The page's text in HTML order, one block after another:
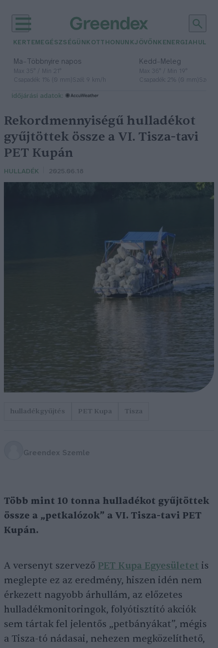
KERTEM EGÉSZSÉGÜNK OTTHONUNKJÖVŐNK ENERGIA
Ma– Többnyire napos
Max 35° / Min 21°
Csapadék: 1% (0 mm)Szél: 9 km/h
Kedd– Meleg
Max 36° / Min 19°
Csapadék: 2% (0 mm)Szél:
időjárási adatok:
Rekordmennyiségű hulladékot
gyűjtöttek össze a VI. Tisza-tavi
PET Kupán
HULLADÉK 2025.06.18
hulladékgyűjtés PET Kupa Tisza
Greendex Szemle
Több mint 10 tonna hulladékot gyűjtöttek
össze a „petkalózok” a VI. Tisza-tavi PET
Kupán.
A versenyt szervező PET Kupa Egyesületet is
meglepte ez az eredmény, hiszen idén nem
érkezett nagyobb árhullám, az előzetes
hulladékmonitoringok, folyótisztító akciók
sem tártak fel jelentős „petbányákat”, mégis
a Tisza-tó nádasai, nehezen megközelíthető,